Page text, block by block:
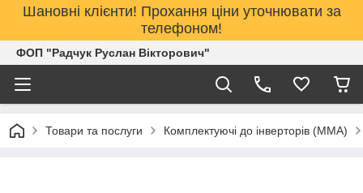
Шановні клієнти! Прохання ціни уточнювати за
телефоном!
ФОП "Радчук Руслан Вікторович"
Товари та послуги Комплектуючі до інверторів (MMA)